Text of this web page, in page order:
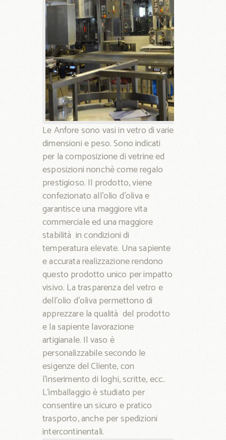
Le Anfore sono vasi in vetro di varie
dimensioni e peso. Sono indicati
per la composizione di vetrine ed
esposizioni nonchè come regalo
prestigioso. Il prodotto, viene
confezionato all’olio d’oliva e
garantisce una maggiore vita
commerciale ed una maggiore
stabilità in condizioni di
temperatura elevate. Una sapiente
e accurata realizzazione rendono
questo prodotto unico per impatto
visivo. La trasparenza del vetro e
dell’olio d’oliva permettono di
apprezzare la qualità del prodotto
e la sapiente lavorazione
artigianale. Il vaso è
personalizzabile secondo le
esigenze del Cliente, con
l’inserimento di loghi, scritte, ecc..
L’imballaggio è studiato per
consentire un sicuro e pratico
trasporto, anche per spedizioni
intercontinentali.